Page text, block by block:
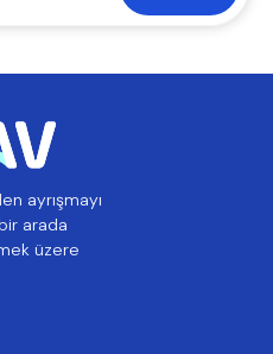
ayrışmayı
arada
üzere